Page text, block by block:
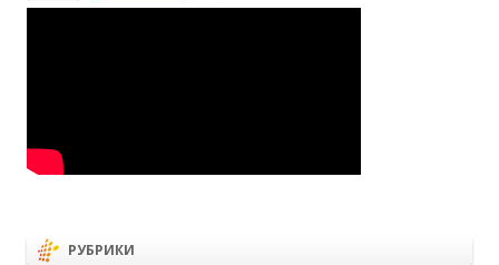
РУБРИКИ